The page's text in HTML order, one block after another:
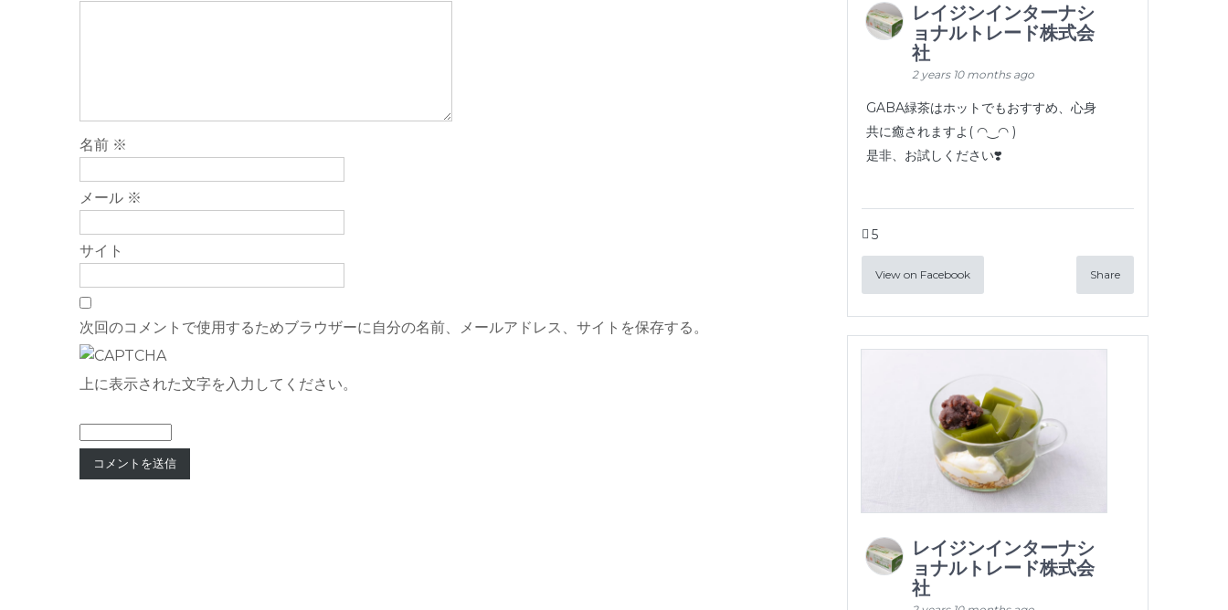
名前 ※
メール ※
サイト
次回のコメントで使用するためブラウザーに自分の名前、メールアドレス、サイトを保存する。
上に表示された文字を入力してください。
レイジンインターナシ
ョナルトレード株式会
社
2 years 10 months ago
GABA緑茶はホットでもおすすめ、心身
共に癒されますよ( ◠‿◠ )
是非、お試しください❣️
5
View on Facebook Share
レイジンインターナシ
ョナルトレード株式会
社